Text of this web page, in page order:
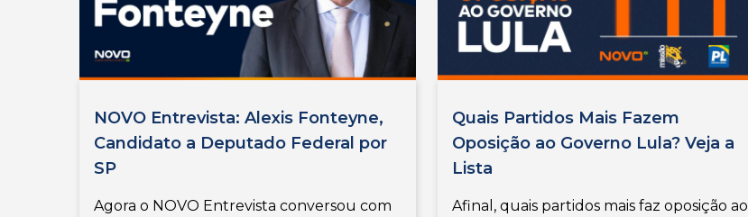
NOVO Entrevista: Alexis Fonteyne,
Candidato a Deputado Federal por
SP
Agora o NOVO Entrevista conversou com
Quais Partidos Mais Fazem
Oposição ao Governo Lula? Veja a
Lista
Afinal, quais partidos mais faz oposição ao